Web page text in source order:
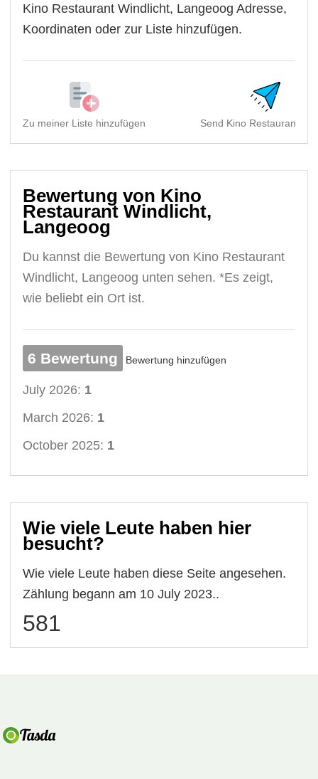
Kino Restaurant Windlicht, Langeoog Adresse,
Koordinaten oder zur Liste hinzufügen.
Zu meiner Liste hinzufügen Send Kino Restaurant
Bewertung von Kino
Restaurant Windlicht,
Langeoog
Du kannst die Bewertung von Kino Restaurant
Windlicht, Langeoog unten sehen. *Es zeigt,
wie beliebt ein Ort ist.
6 Bewertung Bewertung hinzufügen
July 2026: 1
March 2026: 1
October 2025: 1
Wie viele Leute haben hier
besucht?
Wie viele Leute haben diese Seite angesehen.
Zählung begann am 10 July 2023..
581